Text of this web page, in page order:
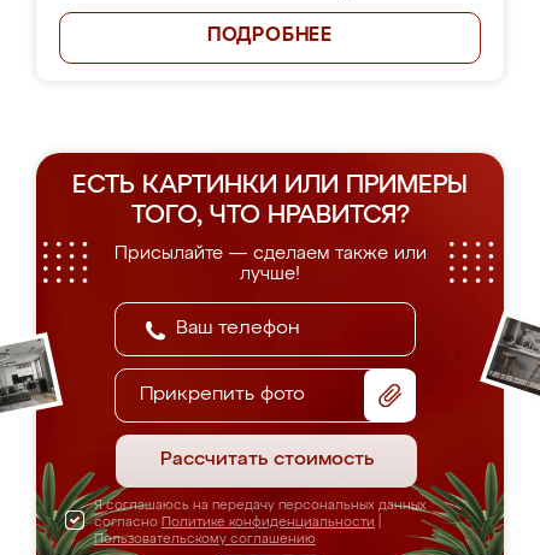
ПОДРОБНЕЕ
ЕСТЬ КАРТИНКИ ИЛИ ПРИМЕРЫ
ТОГО, ЧТО НРАВИТСЯ?
Присылайте — сделаем также или
лучше!
Прикрепить фото
Рассчитать стоимость
Я соглашаюсь на передачу персональных данных
согласно Политике конфиденциальности
Пользовательскому соглашению